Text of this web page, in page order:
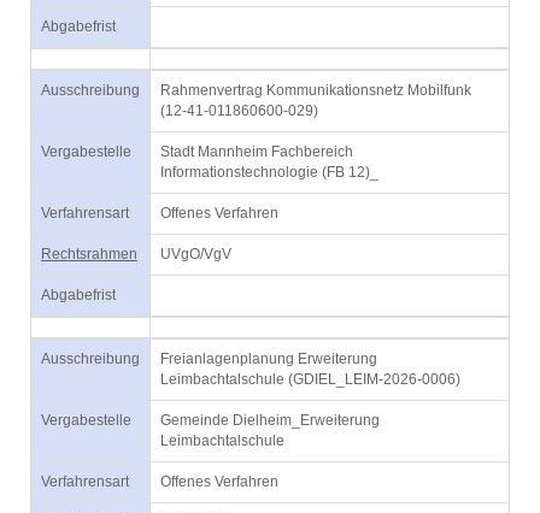
Abgabefrist
Ausschreibung
Rahmenvertrag Kommunikationsnetz Mobilfunk
(12-41-011860600-029)
Vergabestelle
Stadt Mannheim Fachbereich
Informationstechnologie (FB 12)_
Verfahrensart Offenes Verfahren
Rechtsrahmen UVgO/VgV
Abgabefrist
Ausschreibung
Freianlagenplanung Erweiterung
Leimbachtalschule (GDIEL_LEIM-2026-0006)
Vergabestelle
Gemeinde Dielheim_Erweiterung
Leimbachtalschule
Verfahrensart Offenes Verfahren